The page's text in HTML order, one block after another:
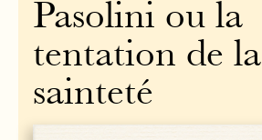
Pasolini ou la
tentation de la
sainteté